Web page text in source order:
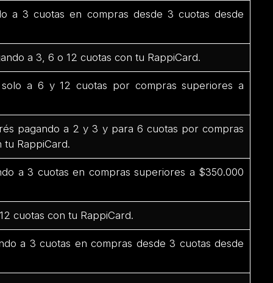
a 3 cuotas en compras desde 3 cuotas desde
a 3, 6 o 12 cuotas con tu RappiCard.
a 6 y 12 cuotas por compras superiores a
pagando a 2 y 3 y para 6 cuotas por compras
RappiCard.
a 3 cuotas en compras superiores a $350.000
cuotas con tu RappiCard.
a 3 cuotas en compras desde 3 cuotas desde